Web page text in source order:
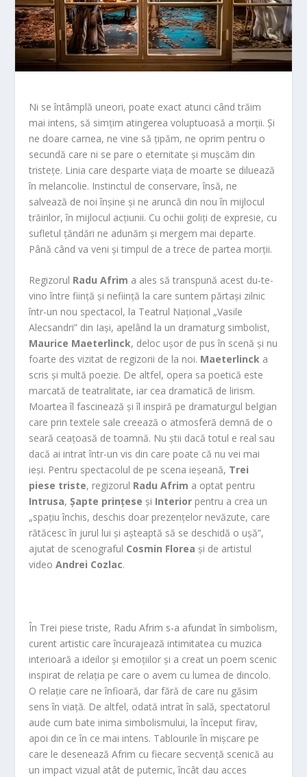
Ni se întâmplă uneori, poate exact atunci când trăim
mai intens, să simțim atingerea voluptuoasă a morții. Și
ne doare carnea, ne vine să țipăm, ne oprim pentru o
secundă care ni se pare o eternitate și mușcăm din
tristețe. Linia care desparte viața de moarte se diluează
în melancolie. Instinctul de conservare, însă, ne
salvează de noi înșine și ne aruncă din nou în mijlocul
trăirilor, în mijlocul acțiunii. Cu ochii goliți de expresie, cu
sufletul țăndări ne adunăm și mergem mai departe.
Până când va veni și timpul de a trece de partea morții.
Regizorul Radu Afrim a ales să transpună acest du-te-
vino între ființă și neființă la care suntem părtași zilnic
într-un nou spectacol, la Teatrul Național „Vasile
Alecsandri” din Iași, apelând la un dramaturg simbolist,
Maurice Maeterlinck, deloc ușor de pus în scenă și nu
foarte des vizitat de regizorii de la noi. Maeterlinck a
scris și multă poezie. De altfel, opera sa poetică este
marcată de teatralitate, iar cea dramatică de lirism.
Moartea îl fascinează și îl inspiră pe dramaturgul belgian
care prin textele sale creează o atmosferă demnă de o
seară ceațoasă de toamnă. Nu știi dacă totul e real sau
dacă ai intrat într-un vis din care poate că nu vei mai
ieși. Pentru spectacolul de pe scena ieșeană, Trei
piese triste, regizorul Radu Afrim a optat pentru
Intrusa,Șapte prințese și Interior pentru a crea un
„spațiu închis, deschis doar prezențelor nevăzute, care
rătăcesc în jurul lui și așteaptă să se deschidă o ușă”,
ajutat de scenograful Cosmin Florea și de artistul
videoAndrei Cozlac.
În Trei piese triste, Radu Afrim s-a afundat în simbolism,
curent artistic care încurajează intimitatea cu muzica
interioară a ideilor și emoțiilor și a creat un poem scenic
inspirat de relația pe care o avem cu lumea de dincolo.
O relație care ne înfioară, dar fără de care nu găsim
sens în viață. De altfel, odată intrat în sală, spectatorul
aude cum bate inima simbolismului, la început firav,
apoi din ce în ce mai intens. Tablourile în mișcare pe
care le desenează Afrim cu fiecare secvență scenică au
un impact vizual atât de puternic, încât dau acces